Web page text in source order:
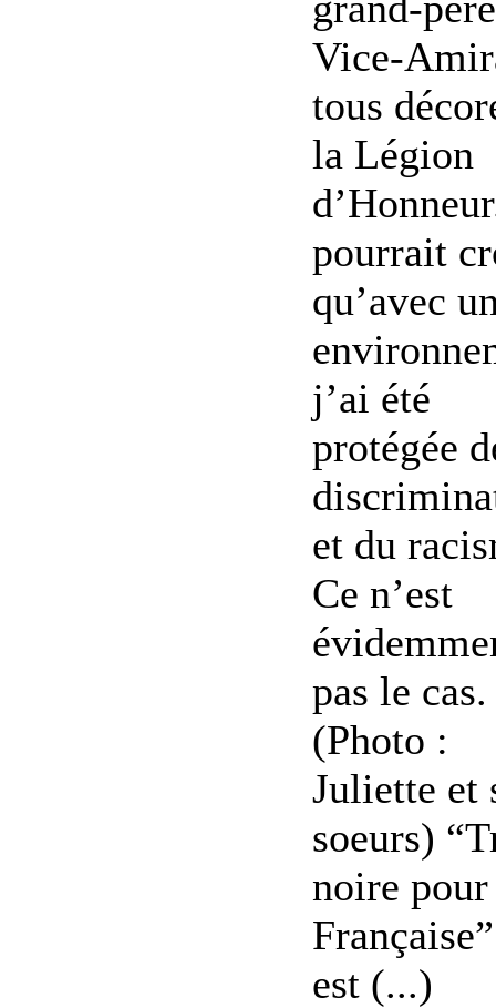
Vice-
tous
la Légion
pourrait
qu’avec
j’ai été
protégée
et du
Ce n’est
pas le cas.
(Photo :
Juliette et
soeurs)
noire
Française”
est (...)